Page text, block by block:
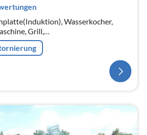
Wasserkocher,
Grill,
Deutsch Fernsehsender),